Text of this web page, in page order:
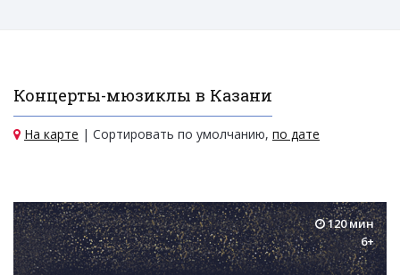
Концерты-мюзиклы в Казани
На карте | Сортировать по умолчанию, по дате
120 мин
6+